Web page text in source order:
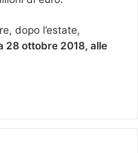
dopo l’estate,
28 ottobre 2018, alle